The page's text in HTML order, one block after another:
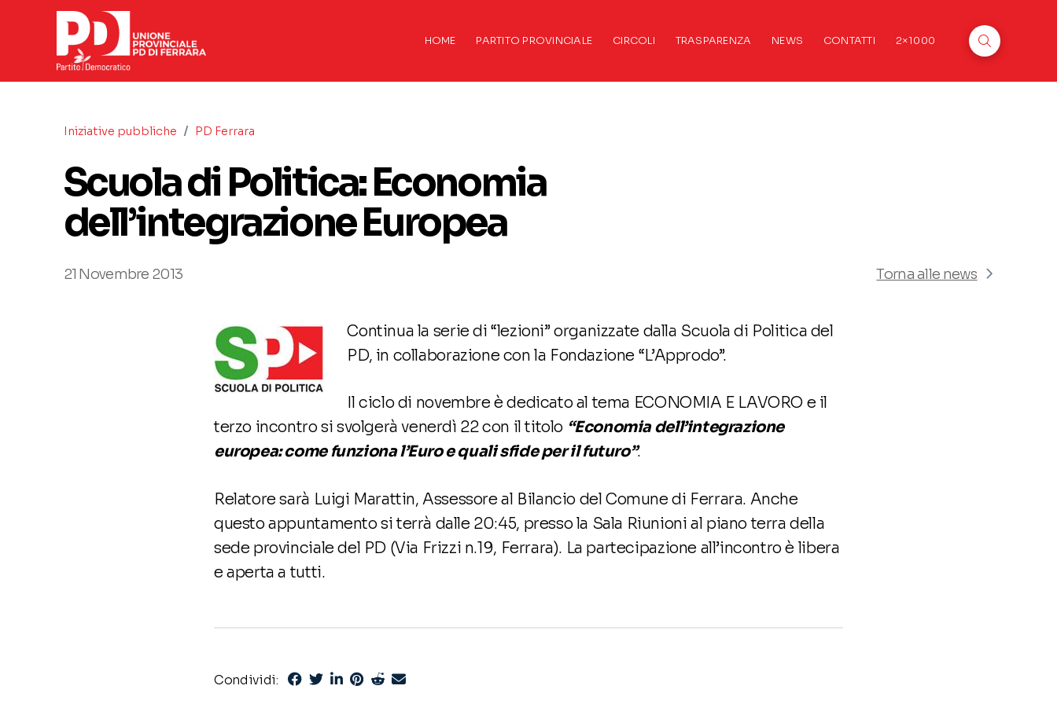
HOME PARTITO PROVINCIALE CIRCOLI TRASPARENZA NEWS CONTATTI 2×1000
Iniziative pubbliche / PD Ferrara
Scuola di Politica: Economia
dell’integrazione Europea
21 Novembre 2013 Torna alle news
Continua la serie di “lezioni” organizzate dalla Scuola di Politica del
PD, in collaborazione con la Fondazione “L’Approdo”.
Il ciclo di novembre è dedicato al tema ECONOMIA E LAVORO e il
terzo incontro si svolgerà venerdì 22 con il titolo “Economia dell’integrazione
europea: come funziona l’Euro e quali sfide per il futuro”.
Relatore sarà Luigi Marattin, Assessore al Bilancio del Comune di Ferrara. Anche
questo appuntamento si terrà dalle 20:45, presso la Sala Riunioni al piano terra della
sede provinciale del PD (Via Frizzi n.19, Ferrara). La partecipazione all’incontro è libera
e aperta a tutti.
Condividi: